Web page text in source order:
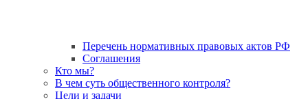
Перечень нормативных правовых актов РФ
Соглашения
Кто мы?
В чем суть общественного контроля?
Цели и задачи